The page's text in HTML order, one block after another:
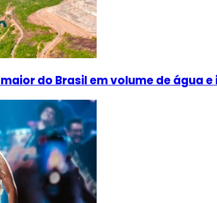
do Brasil em volume de água